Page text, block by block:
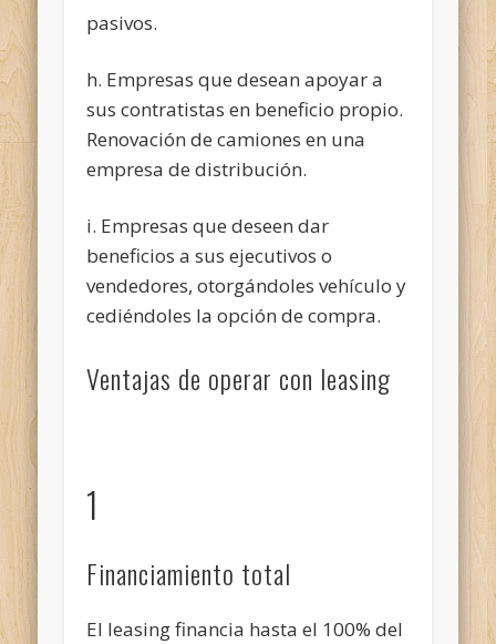
pasivos.
h. Empresas que desean apoyar a
sus contratistas en beneficio propio.
Renovación de camiones en una
empresa de distribución.
i. Empresas que deseen dar
beneficios a sus ejecutivos o
vendedores, otorgándoles vehículo y
cediéndoles la opción de compra.
Ventajas de operar con leasing
1
Financiamiento total
El leasing financia hasta el 100% del